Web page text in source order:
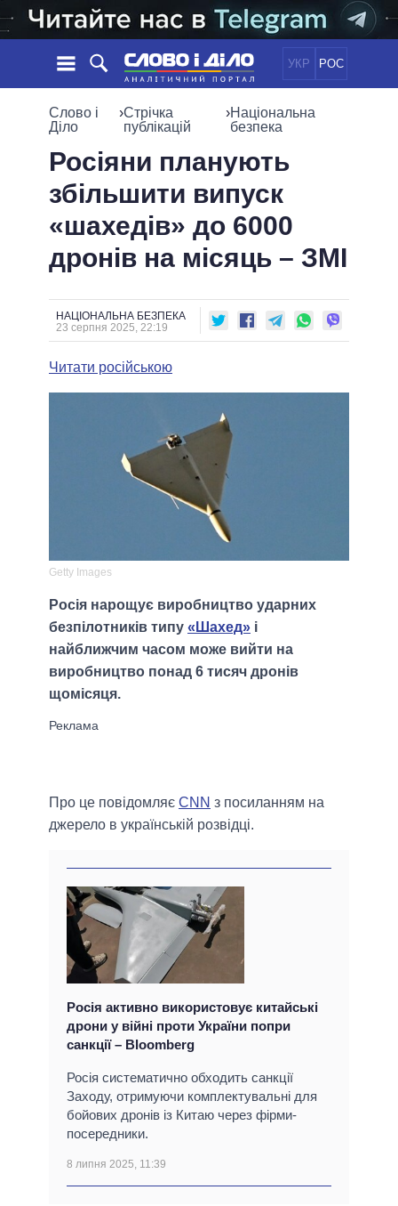
УКР РОС
НОВИНИ
СТРІЧКА
СТАТТІ
ДУМКИ
ОГЛЯДИ
ЕКОНОМІКА
СУСПІЛЬСТВО
СВІТ
ПОЛIТИКИ
УСІ ПОЛІТИКИ
ПРЕЗИДЕНТ І ОФІС
КАБІНЕТ МІНІСТРІВ
ГОЛОВИ ОБЛАДМІНІСТРАЦІЙ
МЕРИ МІСТ
ІНФОГРАФІКА
ВІДЕО
ПІДТРИМАТИ
ПОРІВНЯННЯ ПОЛІТИКІВ
Слово і
Діло
›Стрічка
публікацій
›Національна
безпека
Росіяни планують
збільшити випуск
«шахедів» до 6000
дронів на місяць – ЗМІ
НАЦІОНАЛЬНА БЕЗПЕКА
23 серпня 2025, 22:19
Читати російською
Getty Images
Росія нарощує виробництво ударних
безпілотників типу «Шахед» і
найближчим часом може вийти на
виробництво понад 6 тисяч дронів
щомісяця.
Про це повідомляє CNN з посиланням на
джерело в українській розвідці.
Росія активно використовує китайські
дрони у війні проти України попри
санкції – Bloomberg
Росія систематично обходить санкції
Заходу, отримуючи комплектувальні для
бойових дронів із Китаю через фірми-
посередники.
8 липня 2025, 11:39